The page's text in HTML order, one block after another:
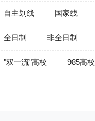
自主划线 国家线
全日制 非全日制
"双一流"高校 985高校